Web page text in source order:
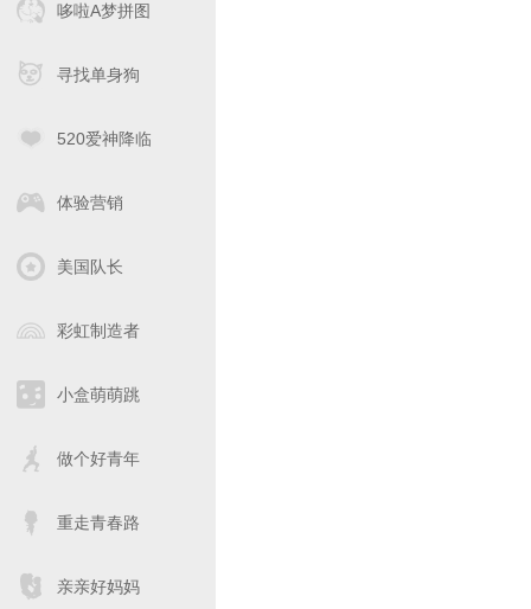
哆啦A梦拼图
寻找单身狗
520爱神降临
体验营销
美国队长
彩虹制造者
小盒萌萌跳
做个好青年
重走青春路
亲亲好妈妈